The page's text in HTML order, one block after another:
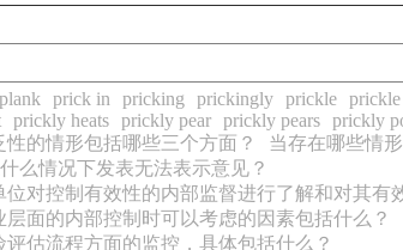
prick in pricking prickingly prickle prickle
prickly heats prickly pear prickly pears prickly
的情形包括哪些三个方面？
当存在哪些情
么情况下发表无法表示意见？
对控制有效性的内部监督进行了解和对其有
面的内部控制时可以考虑的因素包括什么？
估流程方面的监控，具体包括什么？